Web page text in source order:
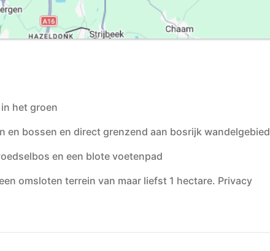
het groen
en bossen en direct grenzend aan bosrijk wandelgebied
en een blote voetenpad
omsloten terrein van maar liefst 1 hectare. Privacy